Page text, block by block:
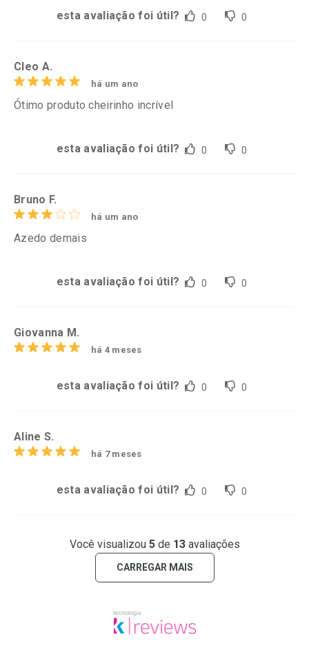
esta avaliação foi útil? 0 0
Cleo A.
há um ano
Ótimo produto cheirinho incrível
esta avaliação foi útil? 0 0
Bruno F.
há um ano
Azedo demais
esta avaliação foi útil? 0 0
Giovanna M.
há 4 meses
esta avaliação foi útil? 0 0
Aline S.
há 7 meses
esta avaliação foi útil? 0 0
Você visualizou 5de 13avaliações
CARREGAR MAIS